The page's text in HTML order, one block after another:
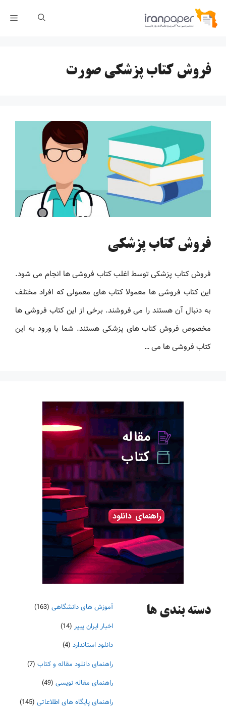
پرش
فروش کتاب پزشکی صورت
فروش کتاب پزشکی
فروش کتاب پزشکی توسط اغلب کتاب فروشی ها انجام می شود.
این کتاب فروشی ها معمولا کتاب های معمولی که افراد مختلف
به دنبال آن هستند را می فروشند. برخی از این کتاب فروشی ها
مخصوص فروش کتاب های پزشکی هستند. شما با ورود به این
کتاب فروشی ها می …
دسته‌ بندی ها آموزش های دانشگاهی (163)
اخبار ایران پیپر (14)
دانلود استاندارد (4)
راهنمای دانلود مقاله و کتاب (7)
راهنمای مقاله نویسی (49)
راهنمای پایگاه های اطلاعاتی (145)